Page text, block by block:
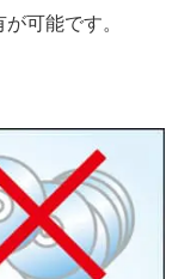
可能です。